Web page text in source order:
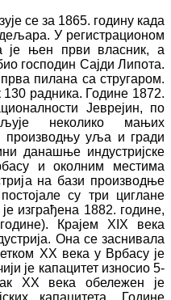
се за 1865. годину када
У регистрационом
је њен први власник, а
господин Сајди Липота.
пилана са стругаром.
радника. Године 1872.
Јеврејин, по
неколико мањих
производњу уља и гради
данашње индустријске
и околним местима
на бази производње
су три циглане
изграђена 1882. године,
Крајем XIX века
Она се заснивала
XX века у Врбасу је
је капацитет износио 5-
XX века обележен је